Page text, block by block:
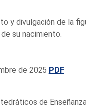
y divulgación de la
su nacimiento.
de 2025 PDF
de